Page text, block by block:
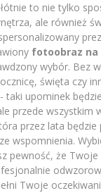
to nie tylko
ale również
fotoobraz na
wybór. Bez
święta czy
taki upominek
przede wszystkim
przez lata będzie
wspomnienia.
pewność, że
Twoje